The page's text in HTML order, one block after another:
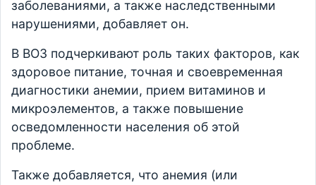
заболеваниями, а также наследственными
нарушениями, добавляет он.
В ВОЗ подчеркивают роль таких факторов, как
здоровое питание, точная и своевременная
диагностики анемии, прием витаминов и
микроэлементов, а также повышение
осведомленности населения об этой
проблеме.
Также добавляется, что анемия (или